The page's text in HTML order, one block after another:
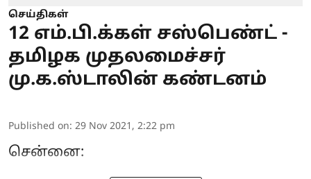
செய்திகள்
12 எம்.பி.க்கள் சஸ்பெண்ட் -
தமிழக முதலமைச்சர்
மு.க.ஸ்டாலின் கண்டனம்
Published on: 29 Nov 2021, 2:22 pm
சென்னை: